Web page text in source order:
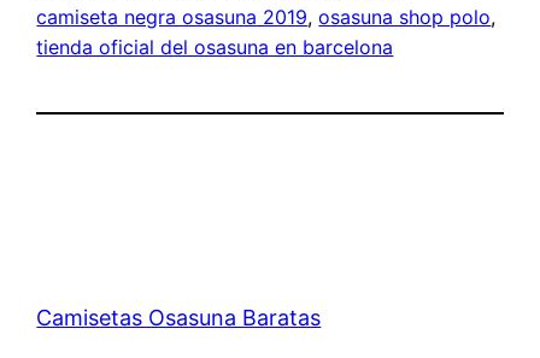
camiseta negra osasuna 2019, osasuna shop polo
tienda oficial del osasuna en barcelona
Camisetas Osasuna Baratas